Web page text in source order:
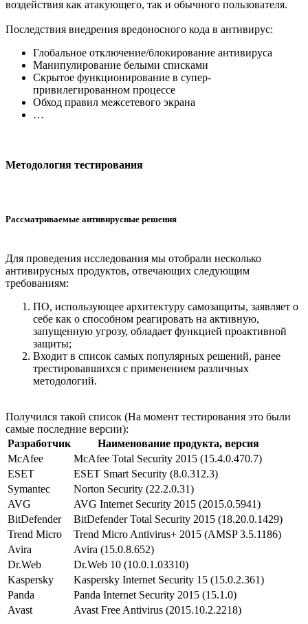
воздействия как атакующего, так и обычного пользователя.
Последствия внедрения вредоносного кода в антивирус:
Глобальное отключение/блокирование антивируса
Манипулирование белыми списками
Скрытое функционирование в супер-
привилегированном процессе
Обход правил межсетевого экрана
…
Методология тестирования
Рассматриваемые антивирусные решения
Для проведения исследования мы отобрали несколько
антивирусных продуктов, отвечающих следующим
требованиям:
ПО, использующее архитектуру самозащиты, заявляет о
себе как о способном реагировать на активную,
запущенную угрозу, обладает функцией проактивной
защиты;
Входит в список самых популярных решений, ранее
трестировавшихся с применением различных
методологий.
Получился такой список (На момент тестирования это были
самые последние версии):
Разработчик
Наименование продукта, версия
McAfee
McAfee Total Security 2015 (15.4.0.470.7)
ESET
ESET Smart Security (8.0.312.3)
Symantec
Norton Security (22.2.0.31)
AVG
AVG Internet Security 2015 (2015.0.5941)
BitDefender
BitDefender Total Security 2015 (18.20.0.1429)
Trend Micro
Trend Micro Antivirus+ 2015 (AMSP 3.5.1186)
Avira
Avira (15.0.8.652)
Dr.Web
Dr.Web 10 (10.0.1.03310)
Kaspersky
Kaspersky Internet Security 15 (15.0.2.361)
Panda
Panda Internet Security 2015 (15.1.0)
Avast
Avast Free Antivirus (2015.10.2.2218)